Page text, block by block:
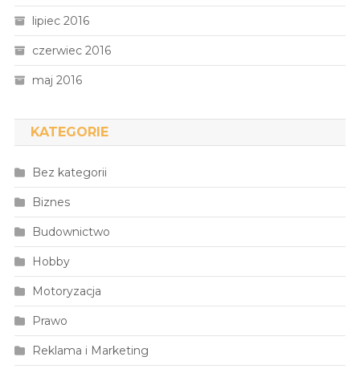
lipiec 2016
czerwiec 2016
maj 2016
KATEGORIE
Bez kategorii
Biznes
Budownictwo
Hobby
Motoryzacja
Prawo
Reklama i Marketing